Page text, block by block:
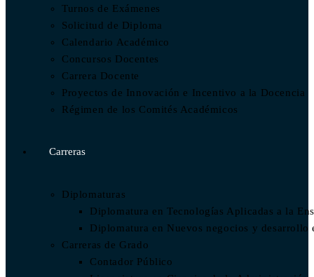
Turnos de Exámenes
Solicitud de Diploma
Calendario Académico
Concursos Docentes
Carrera Docente
Proyectos de Innovación e Incentivo a la Docencia
Régimen de los Comités Académicos
Carreras
Diplomaturas
Diplomatura en Tecnologías Aplicadas a la
Diplomatura en Nuevos negocios y desarrollo
Carreras de Grado
Contador Público